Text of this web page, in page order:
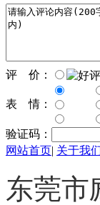
评 价：
表 情：
验证码：
网站首页| 关于我
东莞市